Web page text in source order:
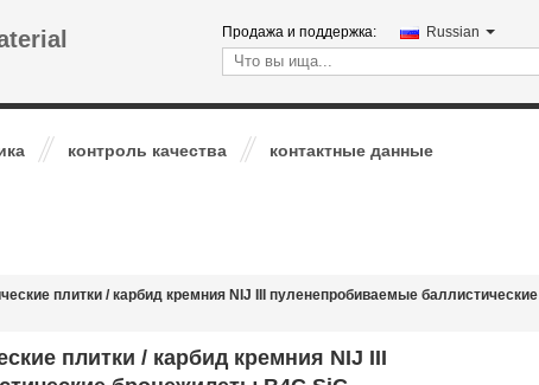
Продажа и поддержка: Russian
контроль качества контактные данные
плитки / карбид кремния NIJ III пуленепробиваемые баллистические
плитки / карбид кремния NIJ III